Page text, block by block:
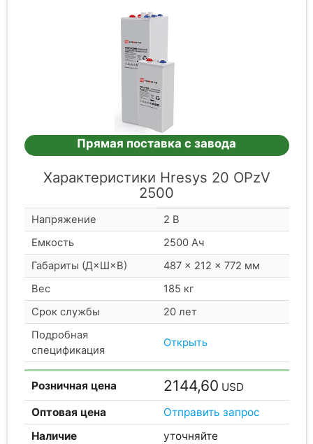
Прямая поставка с завода
Характеристики Hresys 20 OPzV
2500
Напряжение
2 В
Емкость
2500 Ач
Габариты (Д×Ш×В)
487 × 212 × 772 мм
Вес
185 кг
Срок службы
20 лет
Подробная
спецификация
Открыть
Розничная цена 2144,60 USD
Оптовая цена
Отправить запрос
Наличие
уточняйте